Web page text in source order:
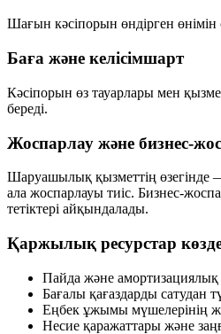
Шағын кәсіпорын өндірген өнімін
Баға және келісімшарт
Кәсіпорын өз тауарлары мен
береді.
Жоспарлау және бизнес-
Шаруашылық қызметтің өзегінде
ала жоспарлауы тиіс. Бизнес-
тетіктері айқындалады.
Қаржылық ресурстар
Пайда және амортизациялық
Бағалы қағаздарды сатудан
Еңбек ұжымы мүшелерінің
Несие қаражаттары және